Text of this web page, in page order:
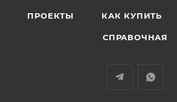
ПРОЕКТЫ КАК КУПИТЬ
СПРАВОЧНАЯ